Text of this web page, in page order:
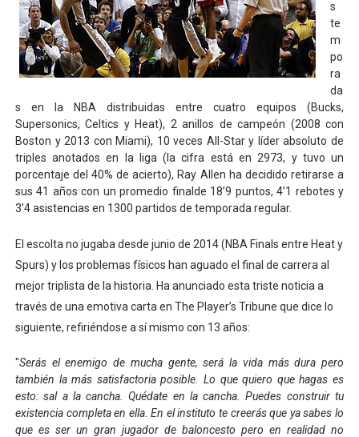
Mundial de Fórmula 1 2026 - Lando Norris consigue
Copa del Mundo femenina 2026 - Estados Unidos
Mundial Fórmula E 2026 - Victorias de Ticktum y de
Women's Football Alliance 2026 - Minnesota Vixen
Campeonato de Europa de pentatlón moderno 2026
s
te
m
po
ra
da
s en la NBA distribuidas entre cuatro equipos (Bucks,
Supersonics, Celtics y Heat), 2 anillos de campeón (2008 con
Boston y 2013 con Miami), 10 veces All-Star y líder absoluto de
triples anotados en la liga (la cifra está en 2973, y tuvo un
porcentaje del 40% de acierto), Ray Allen ha decidido retirarse a
sus 41 años con un promedio finalde 18’9 puntos, 4’1 rebotes y
3’4 asistencias en 1300 partidos de temporada regular.
El escolta no jugaba desde junio de 2014 (NBA Finals entre Heat y
Spurs) y los problemas físicos han aguado el final de carrera al
mejor triplista de la historia. Ha anunciado esta triste noticia a
través de una emotiva carta en The Player’s Tribune que dice lo
siguiente, refiriéndose a sí mismo con 13 años:
"Serás el enemigo de mucha gente, será la vida más dura pero
también la más satisfactoria posible. Lo que quiero que hagas es
esto: sal a la cancha. Quédate en la cancha. Puedes construir tu
existencia completa en ella. En el instituto te creerás que ya sabes lo
que es ser un gran jugador de baloncesto pero en realidad no